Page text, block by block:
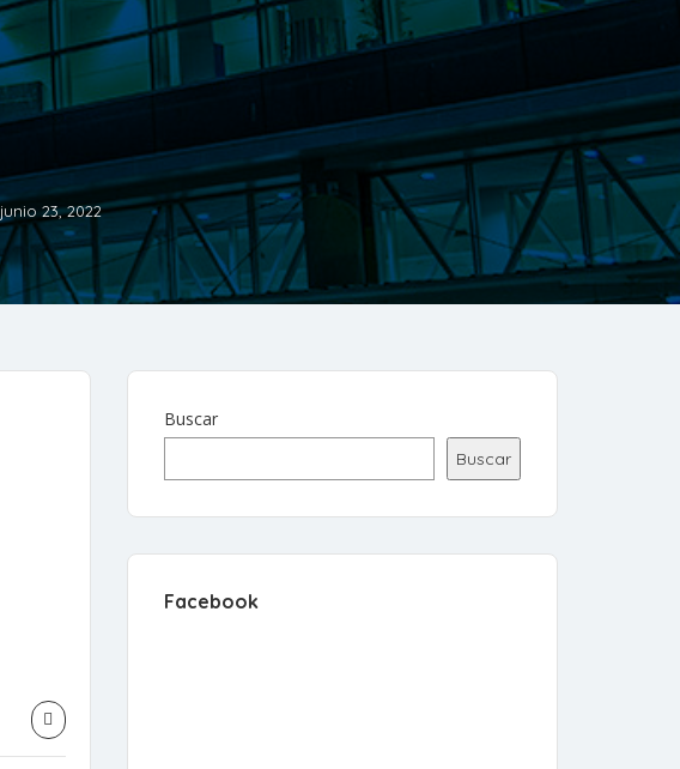
junio 23, 2022
Buscar
Buscar
Facebook